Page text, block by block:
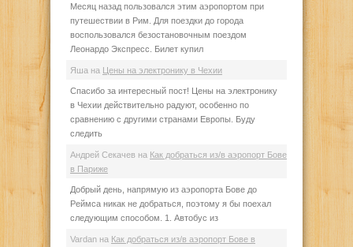
Месяц назад пользовался этим аэропортом при
путешествии в Рим. Для поездки до города
воспользовался безостановочным поездом
Леонардо Экспресс. Билет купил
Яша на Цены на электронику в Чехии
Спасибо за интересный пост! Цены на электронику
в Чехии действительно радуют, особенно по
сравнению с другими странами Европы. Буду
следить
Андрей Секачев на Как добраться из/в аэропорт Бове
в Париже
Добрый день, напрямую из аэропорта Бове до
Реймса никак не добраться, поэтому я бы поехал
следующим способом. 1. Автобус из
Vardan на Как добраться из/в аэропорт Бове в